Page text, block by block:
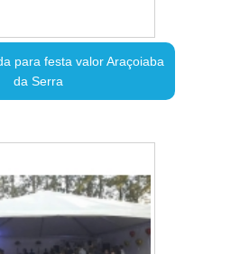
para festa valor Araçoiaba
da Serra